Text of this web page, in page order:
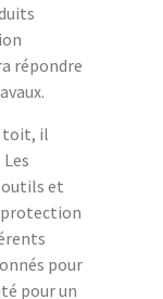
répondre
toit, il
outils et
pour
pour un